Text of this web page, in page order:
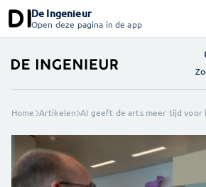
De Ingenieur
Open deze pagina in de app
Home Artikelen AI geeft de arts meer tijd voor